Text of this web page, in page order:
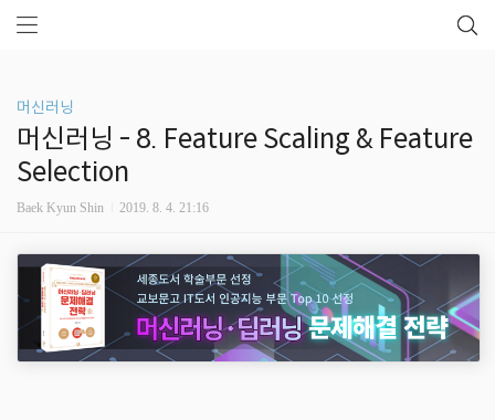
머신러닝
머신러닝 - 8. Feature Scaling & Feature
Selection
Baek Kyun Shin 2019. 8. 4. 21:16